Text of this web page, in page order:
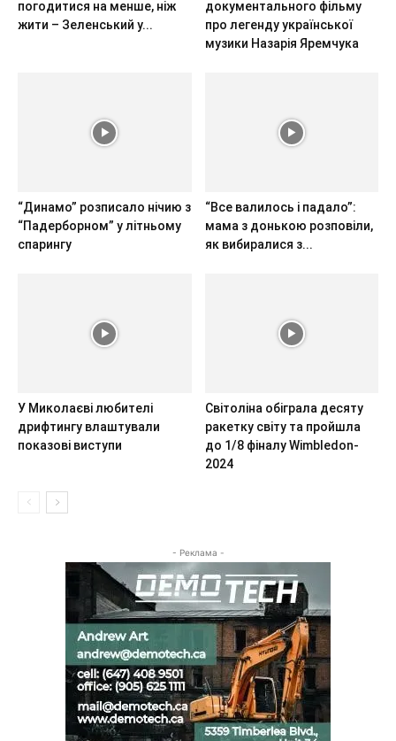
погодитися на менше, ніж
жити – Зеленський у...
документального фільму
про легенду української
музики Назарія Яремчука
“Динамо” розписало нічию з
“Падерборном” у літньому
спарингу
“Все валилось і падало”:
мама з донькою розповіли,
як вибиралися з...
У Миколаєві любителі
дрифтингу влаштували
показові виступи
Світоліна обіграла десяту
ракетку світу та пройшла
до 1/8 фіналу Wimbledon-
2024
- Реклама -